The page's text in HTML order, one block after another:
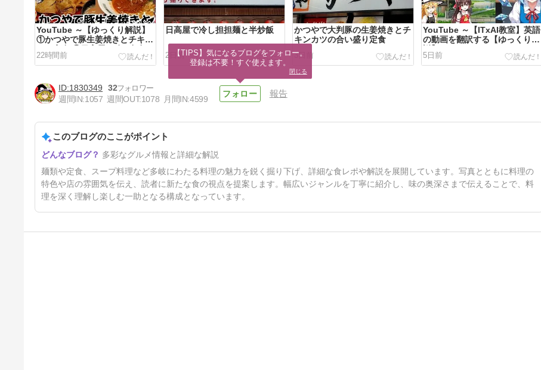
YouTube ～【ゆっくり解説】
①かつやで豚生姜焼きとチキン
カツ定食 ②日高屋で冷し担担
麺と半炒飯
22時間前
日高屋で冷し担担麺と半炒飯
2日前
かつやで大判豚の生姜焼きとチ
キンカツの合い盛り定食
3日前
YouTube ～【ITxAI教室】英語
の動画を翻訳する【ゆっくり解
説】
5日前
YouTube ～【ゆっくり解説】
①花月嵐でつけめん玉 ②ラー
8日前
1830349
32
週間IN:1057 週間OUT:1078 月間IN:4599
報告
このブログのここがポイント
多彩なグルメ情報と詳細な解説
麺類や定食、スープ料理など多岐にわたる料理の魅力を鋭く掘り下げ、詳細な食レポや解説を展開しています。写真とともに料理の
特色や店の雰囲気を伝え、読者に新たな食の視点を提案します。幅広いジャンルを丁寧に紹介し、味の奥深さまで伝えることで、料
理を深く理解し楽しむ一助となる構成となっています。
【TIPS】気になるブログをフォロー。
登録は不要！すぐ使えます。
閉じる